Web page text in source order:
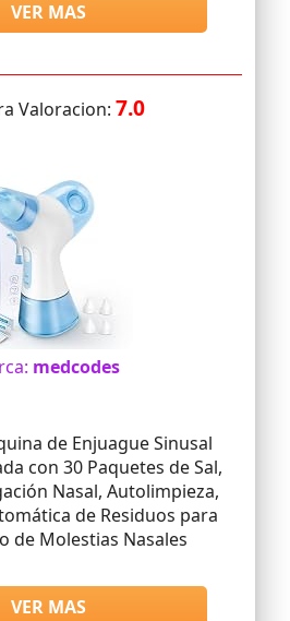
VER MAS
Valoracion: 7.0
medcodes
de Enjuague Sinusal
con 30 Paquetes de Sal,
Nasal, Autolimpieza,
de Residuos para
de Molestias Nasales
VER MAS